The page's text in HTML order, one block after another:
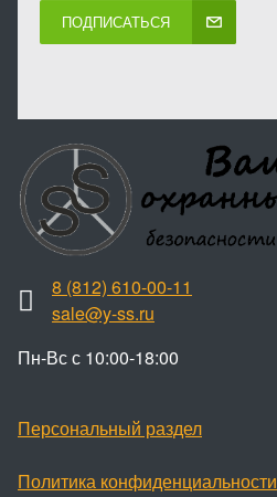
ПОДПИСАТЬСЯ
8 (812) 610-00-11
sale@y-ss.ru
Пн-Вс с 10:00-18:00
Персональный раздел
Политика конфиденциальности